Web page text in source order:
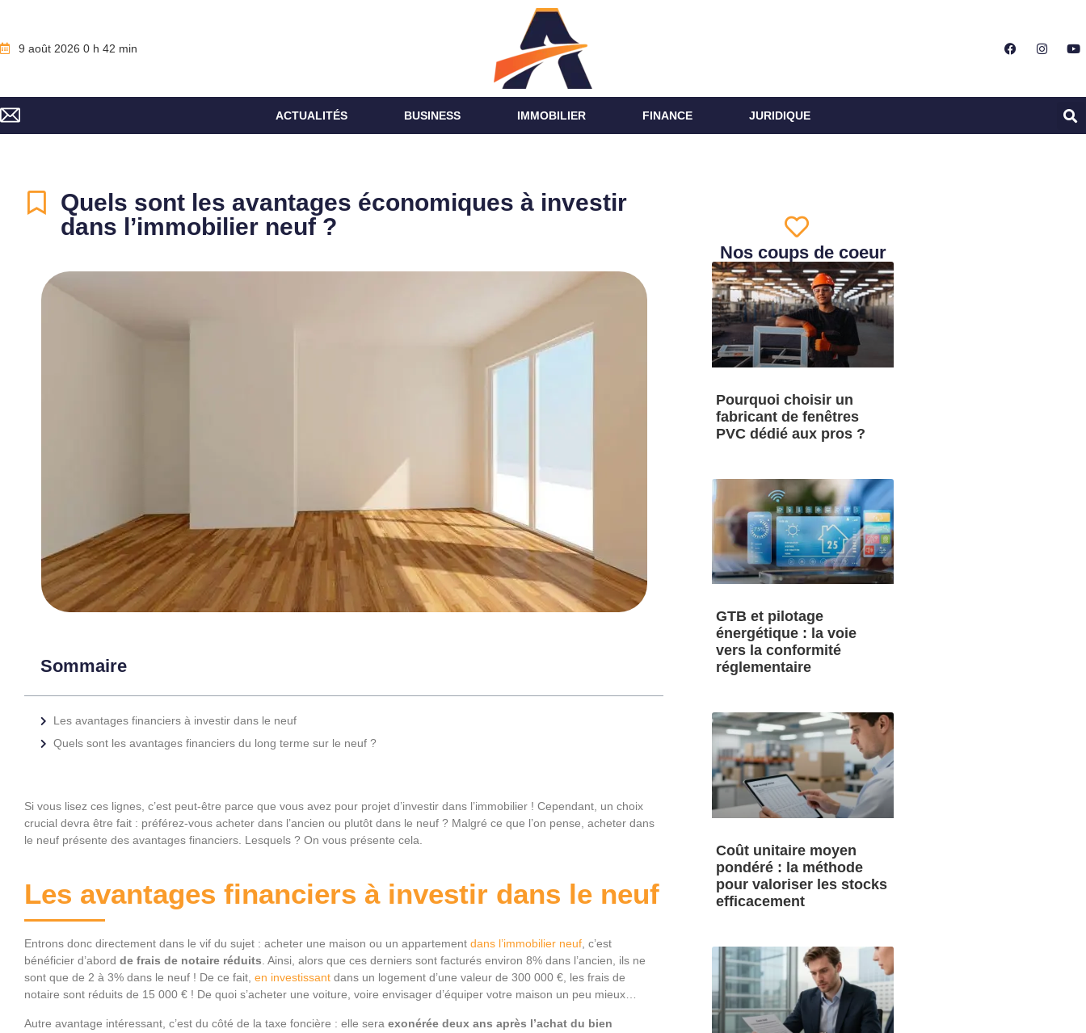
9 août 2026 0 h 42 min
ACTUALITÉS BUSINESS IMMOBILIER FINANCE JURIDIQUE
Quels sont les avantages économiques à investir
dans l’immobilier neuf ?
Sommaire
Les avantages financiers à investir dans le neuf
Quels sont les avantages financiers du long terme sur le neuf ?
Si vous lisez ces lignes, c’est peut-être parce que vous avez pour projet d’investir dans l’immobilier ! Cependant, un choix
crucial devra être fait : préférez-vous acheter dans l’ancien ou plutôt dans le neuf ? Malgré ce que l’on pense, acheter dans
le neuf présente des avantages financiers. Lesquels ? On vous présente cela.
Les avantages financiers à investir dans le neuf
Entrons donc directement dans le vif du sujet : acheter une maison ou un appartement dans l’immobilier neuf , c’est
bénéficier d’abord de frais de notaire réduits . Ainsi, alors que ces derniers sont facturés environ 8% dans l’ancien, ils ne
sont que de 2 à 3% dans le neuf ! De ce fait, en investissant dans un logement d’une valeur de 300 000 €, les frais de
notaire sont réduits de 15 000 € ! De quoi s’acheter une voiture, voire envisager d’équiper votre maison un peu mieux…
Autre avantage intéressant, c’est du côté de la taxe foncière : elle sera exonérée deux ans après l’achat du bien
Nos coups de coeur
Pourquoi choisir un
fabricant de fenêtres
PVC dédié aux pros ?
GTB et pilotage
énergétique : la voie
vers la conformité
réglementaire
Coût unitaire moyen
pondéré : la méthode
pour valoriser les stocks
efficacement